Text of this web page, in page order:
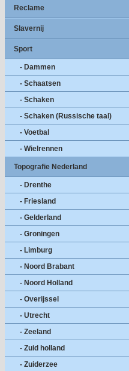
Reclame
Slavernij
Sport
- Dammen
- Schaatsen
- Schaken
- Schaken (Russische taal)
- Voetbal
- Wielrennen
Topografie Nederland
- Drenthe
- Friesland
- Gelderland
- Groningen
- Limburg
- Noord Brabant
- Noord Holland
- Overijssel
- Utrecht
- Zeeland
- Zuid holland
- Zuiderzee